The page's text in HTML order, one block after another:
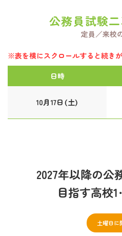
公務員試験
定員／来校
※表を横にスクロールすると続きが
日時
10月17日（土）
2027年以降の公
目指す高校1
土曜日に